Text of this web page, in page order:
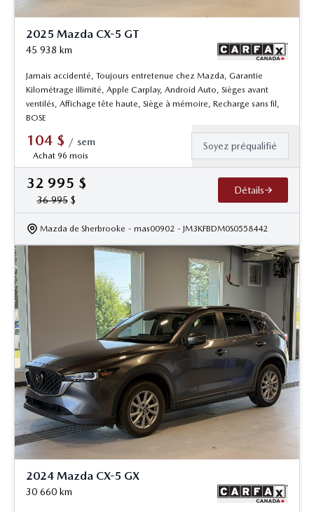
2025 Mazda CX-5 GT
45 938 km
Jamais accidenté, Toujours entretenue chez Mazda, Garantie
Kilométrage illimité, Apple Carplay, Android Auto, Sièges avant
ventilés, Affichage tête haute, Siège à mémoire, Recharge sans fil,
BOSE
104 $ / sem
Achat 96 mois
Soyez préqualifié
32 995 $
36 995$
Détails
Mazda de Sherbrooke - mas00902 - JM3KFBDM0S0558442
2024 Mazda CX-5 GX
30 660 km